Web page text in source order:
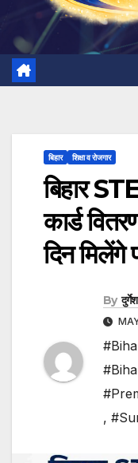
बिहार शिक्षा व रोजगार
बिहार
कार्ड
दिन मिलेंगे
By
,